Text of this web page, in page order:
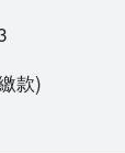
款)